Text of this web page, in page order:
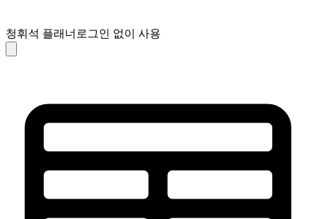
청휘석 플래너 로그인 없이 사용